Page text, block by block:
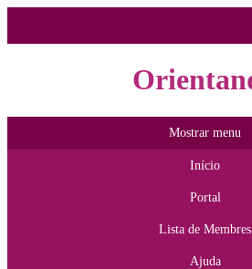
Mostrar menu
Início
Portal
Lista de Membres
Ajuda